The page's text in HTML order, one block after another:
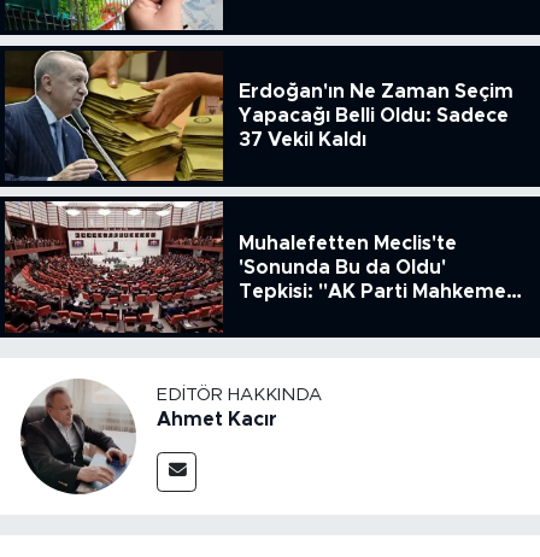
51.49
Erdoğan'ın Ne Zaman Seçim
Yapacağı Belli Oldu: Sadece
37 Vekil Kaldı
Muhalefetten Meclis'te
'Sonunda Bu da Oldu'
Tepkisi: "AK Parti Mahkeme
Kanun Çıkardı"
EDITÖR HAKKINDA
Ahmet Kacır